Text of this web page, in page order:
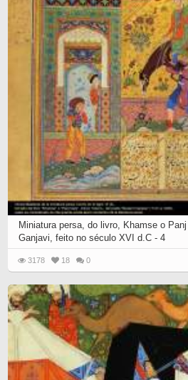
Miniatura persa, do livro, Khamse o
Ganjavi, feito no século XVI d.C - 4
3178 18 0